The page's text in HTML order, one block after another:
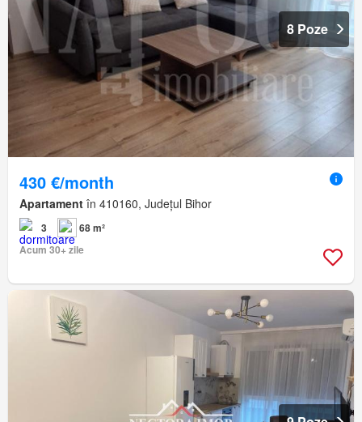
8 Poze
430 €/month
Apartament în 410160, Județul Bihor
3
68 m²
Acum 30+ zile